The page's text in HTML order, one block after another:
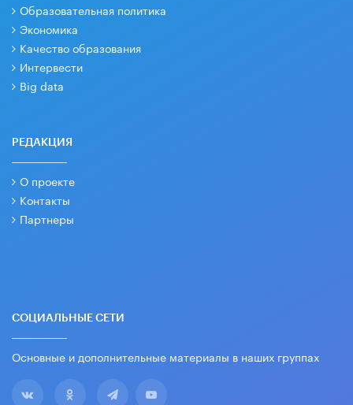
Образовательная политика
Экономика
Качество образования
Интервести
Big data
РЕДАКЦИЯ
О проекте
Контакты
Партнеры
СОЦИАЛЬНЫЕ СЕТИ
Основные и дополнительные материалы в наших группах